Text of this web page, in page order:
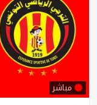
مباشر